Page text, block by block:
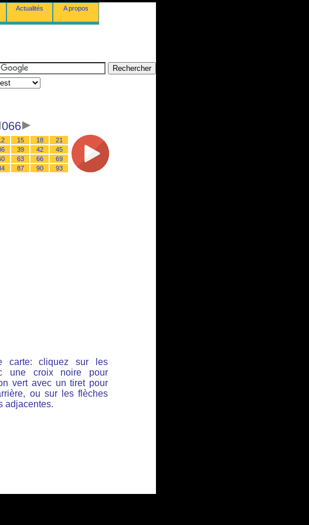
Actualités A propos
066
15 18
21
39 42
45
63 66
69
87 90 93
carte: cliquez sur les
une croix noire pour
vert avec un tiret pour
ou sur les flèches
adjacentes.